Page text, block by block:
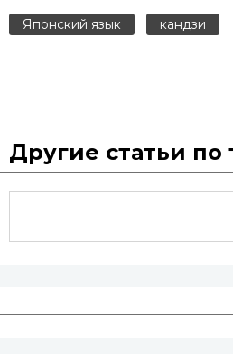
Японский язык кандзи
Другие статьи по